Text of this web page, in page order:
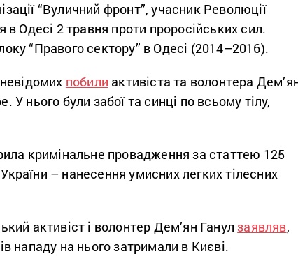
“Вуличний фронт”, учасник Революції
в Одесі 2 травня проти проросійських сил.
“Правого сектору” в Одесі (2014–2016).
побили активіста та волонтера
У нього були забої та синці по всьому тілу,
кримінальне провадження за статтею 125
– нанесення умисних легких тілесних
активіст і волонтер Дем’ян Ганулзаявляв,
нападу на нього затримали в Києві.